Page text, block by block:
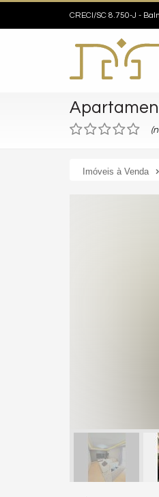
CRECI/SC 8.750-J -
Imóveis à Venda